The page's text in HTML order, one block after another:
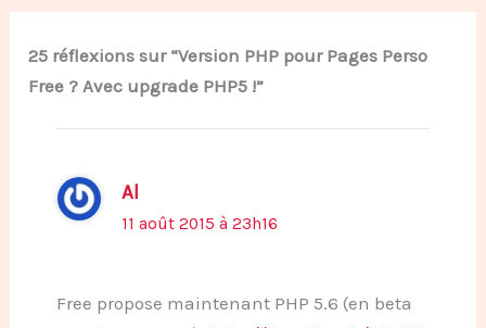
25 réflexions sur “Version PHP pour Pages Perso
Free ? Avec upgrade PHP5 !”
Al
11 août 2015 à 23h16
Free propose maintenant PHP 5.6 (en beta